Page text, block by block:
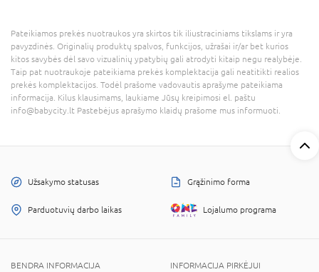
Pateikiamos prekės nuotraukos yra skirtos tik iliustraciniams tikslams ir yra
pavyzdinės. Originalių produktų spalvos, funkcijos, užrašai ir/ar bet kurios
kitos savybės dėl savo vizualinių ypatybių gali atrodyti kitaip negu realybėje.
Taip pat nuotraukoje pateikiama prekės komplektacija gali neatitikti realios
prekės komplektacijos. Todėl prašome vadovautis aprašyme pateikiama
informacija. Kilus klausimams, laukiame Jūsų kreipimosi el. paštu
info@babycity.lt Pastebėjus aprašymo klaidų prašome mus informuoti.
Užsakymo statusas Grąžinimo forma
Parduotuvių darbo laikas Lojalumo programa
BENDRA INFORMACIJA
INFORMACIJA PIRKĖJUI